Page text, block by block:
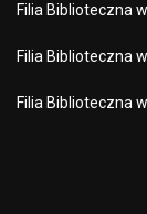
Filia Biblioteczna
Filia Biblioteczna
Filia Biblioteczna